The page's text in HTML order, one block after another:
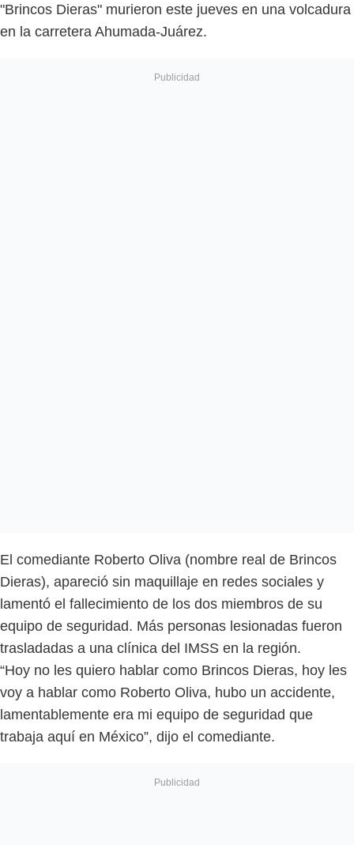
"Brincos Dieras" murieron este jueves en una volcadura
en la carretera Ahumada-Juárez.
El comediante Roberto Oliva (nombre real de Brincos
Dieras), apareció sin maquillaje en redes sociales y
lamentó el fallecimiento de los dos miembros de su
equipo de seguridad. Más personas lesionadas fueron
trasladadas a una clínica del IMSS en la región.
“Hoy no les quiero hablar como Brincos Dieras, hoy les
voy a hablar como Roberto Oliva, hubo un accidente,
lamentablemente era mi equipo de seguridad que
trabaja aquí en México”, dijo el comediante.